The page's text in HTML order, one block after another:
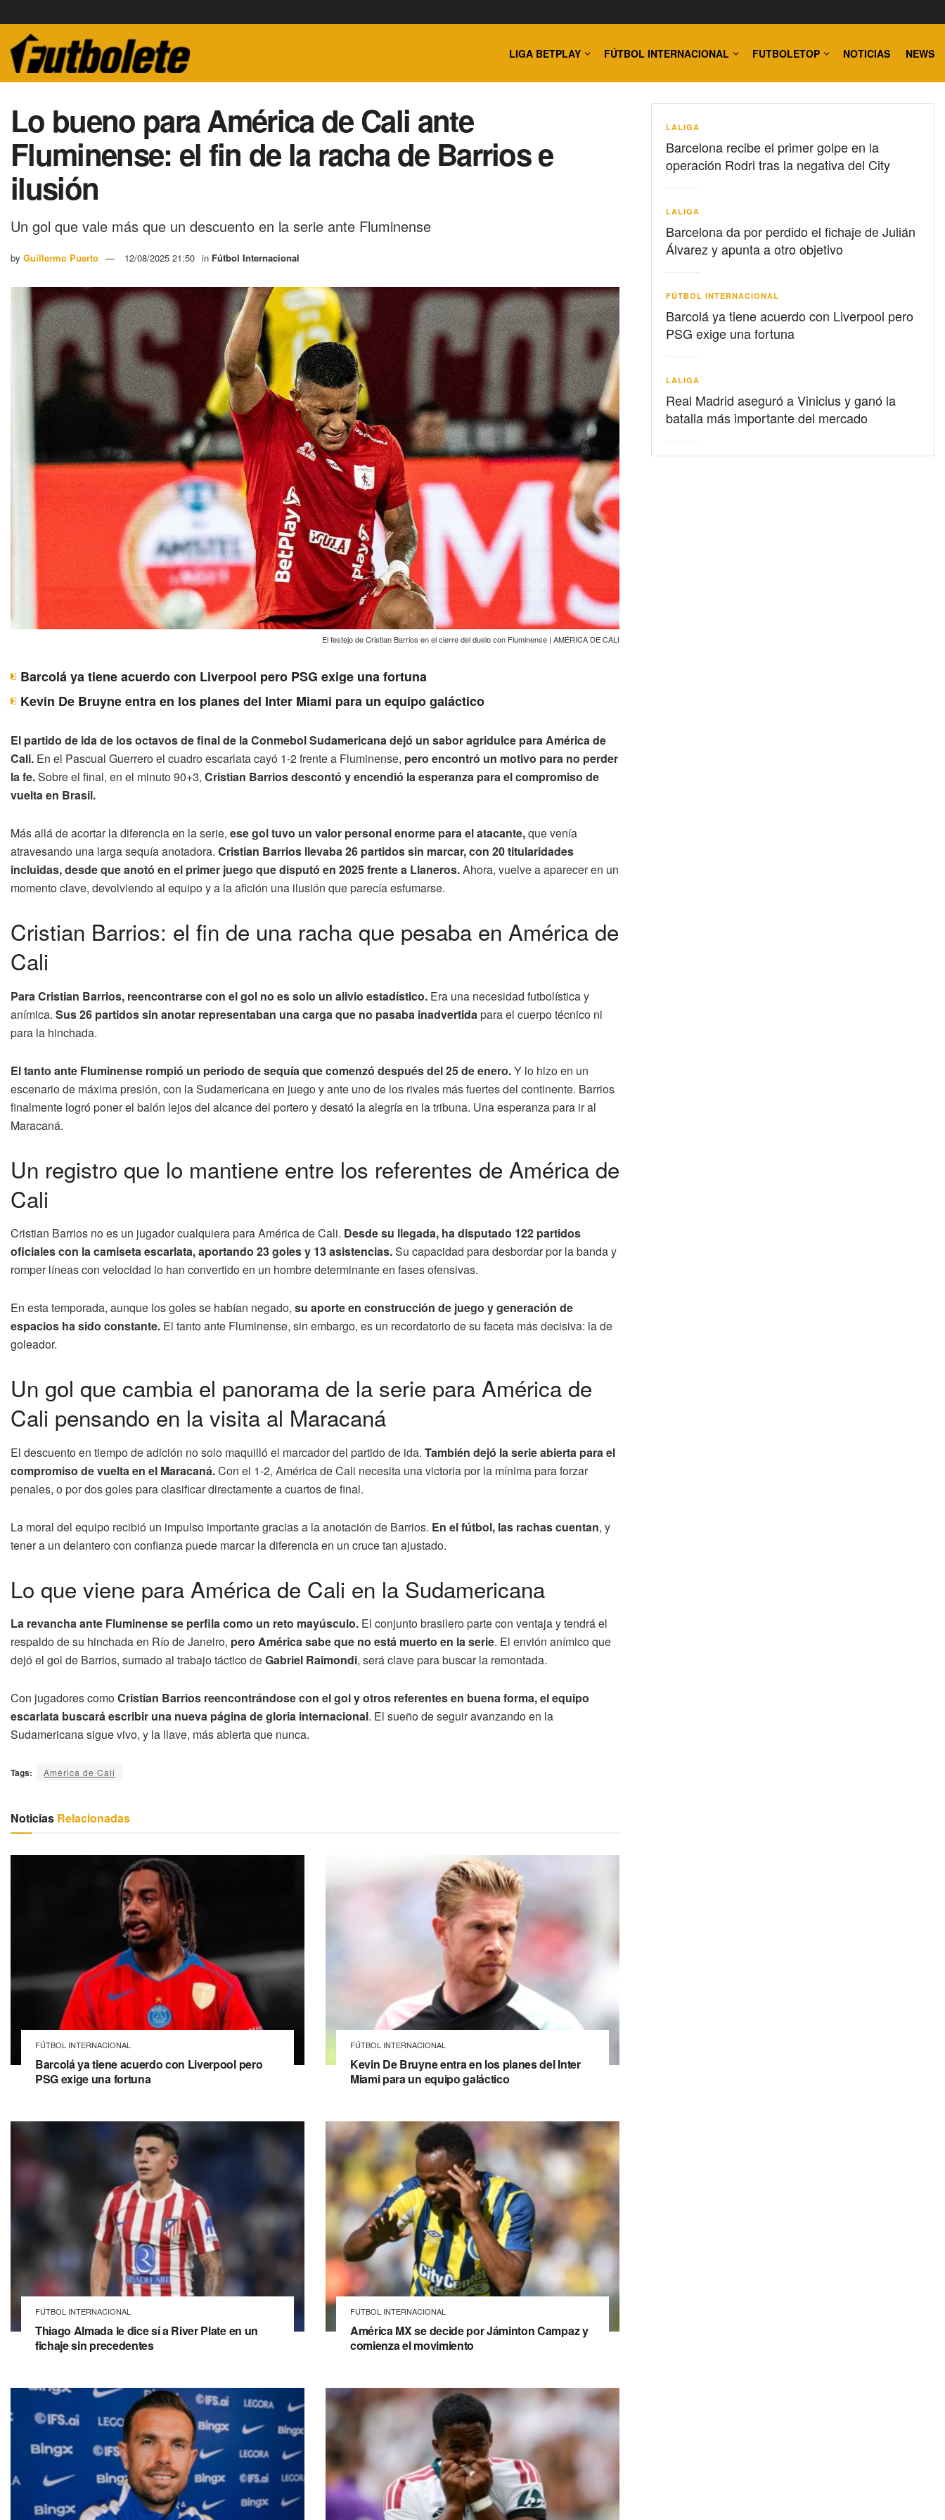
LIGA BETPLAY FÚTBOL INTERNACIONAL FUTBOLETOP NOTICIAS NEWS
Lo bueno para América de Cali ante
Fluminense: el fin de la racha de Barrios e
ilusión
Un gol que vale más que un descuento en la serie ante Fluminense
by Guillermo Puerto 12/08/2025 21:50 in Fútbol Internacional
El festejo de Cristian Barrios en el cierre del duelo con Fluminense | AMÉRICA DE CALI
Barcolá ya tiene acuerdo con Liverpool pero PSG exige una fortuna
Kevin De Bruyne entra en los planes del Inter Miami para un equipo galáctico
El partido de ida de los octavos de final de la Conmebol Sudamericana dejó un sabor agridulce para América de
Cali. En el Pascual Guerrero el cuadro escarlata cayó 1-2 frente a Fluminense, pero encontró un motivo para no perder
la fe.Sobre el final, en el minuto 90+3, Cristian Barrios descontó y encendió la esperanza para el compromiso de
vuelta en Brasil.
Más allá de acortar la diferencia en la serie, ese gol tuvo un valor personal enorme para el atacante,que venía
atravesando una larga sequía anotadora. Cristian Barrios llevaba 26 partidos sin marcar, con 20 titularidades
incluidas, desde que anotó en el primer juego que disputó en 2025 frente a Llaneros.Ahora, vuelve a aparecer en un
momento clave, devolviendo al equipo y a la afición una ilusión que parecía esfumarse.
Cristian Barrios: el fin de una racha que pesaba en América de
Cali
Para Cristian Barrios, reencontrarse con el gol no es solo un alivio estadístico. Era una necesidad futbolística y
anímica. Sus 26 partidos sin anotar representaban una carga que no pasaba inadvertida para el cuerpo técnico ni
para la hinchada.
El tanto ante Fluminense rompió un periodo de sequía que comenzó después del 25 de enero.Y lo hizo en un
escenario de máxima presión, con la Sudamericana en juego y ante uno de los rivales más fuertes del continente. Barrios
finalmente logró poner el balón lejos del alcance del portero y desató la alegría en la tribuna. Una esperanza para ir al
Maracaná.
Un registro que lo mantiene entre los referentes de América de
Cali
Cristian Barrios no es un jugador cualquiera para América de Cali. Desde su llegada, ha disputado 122 partidos
oficiales con la camiseta escarlata, aportando 23 goles y 13 asistencias.Su capacidad para desbordar por la banda y
romper líneas con velocidad lo han convertido en un hombre determinante en fases ofensivas.
En esta temporada, aunque los goles se habían negado, su aporte en construcción de juego y generación de
espacios ha sido constante. El tanto ante Fluminense, sin embargo, es un recordatorio de su faceta más decisiva: la de
goleador.
Un gol que cambia el panorama de la serie para América de
Cali pensando en la visita al Maracaná
El descuento en tiempo de adición no solo maquilló el marcador del partido de ida. También dejó la serie abierta para el
compromiso de vuelta en el Maracaná.Con el 1-2, América de Cali necesita una victoria por la mínima para forzar
penales, o por dos goles para clasificar directamente a cuartos de final.
La moral del equipo recibió un impulso importante gracias a la anotación de Barrios. En el fútbol, las rachas cuentan, y
tener a un delantero con confianza puede marcar la diferencia en un cruce tan ajustado.
Lo que viene para América de Cali en la Sudamericana
La revancha ante Fluminense se perfila como un reto mayúsculo. El conjunto brasilero parte con ventaja y tendrá el
respaldo de su hinchada en Río de Janeiro, pero América sabe que no está muerto en la serie. El envión anímico que
dejó el gol de Barrios, sumado al trabajo táctico deGabriel Raimondi, será clave para buscar la remontada.
Con jugadores comoCristian Barrios reencontrándose con el gol y otros referentes en buena forma, el equipo
escarlata buscará escribir una nueva página de gloria internacional. El sueño de seguir avanzando en la
Sudamericana sigue vivo, y la llave, más abierta que nunca.
Tags: América de Cali
Noticias Relacionadas
FÚTBOL INTERNACIONAL
Barcolá ya tiene acuerdo con Liverpool pero
PSG exige una fortuna
FÚTBOL INTERNACIONAL
Kevin De Bruyne entra en los planes del Inter
Miami para un equipo galáctico
FÚTBOL INTERNACIONAL
Thiago Almada le dice sí a River Plate en un
fichaje sin precedentes
FÚTBOL INTERNACIONAL
América MX se decide por Jáminton Campaz y
comienza el movimiento
LALIGA
Barcelona recibe el primer golpe en la
operación Rodri tras la negativa del City
LALIGA
Barcelona da por perdido el fichaje de Julián
Álvarez y apunta a otro objetivo
FÚTBOL INTERNACIONAL
Barcolá ya tiene acuerdo con Liverpool pero
PSG exige una fortuna
LALIGA
Real Madrid aseguró a Vinicius y ganó la
batalla más importante del mercado